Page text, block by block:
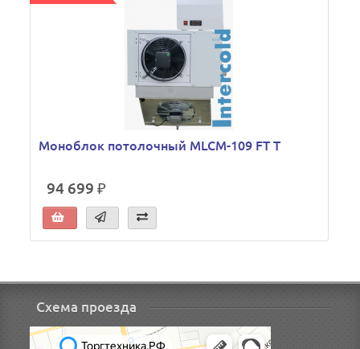
Моноблок потолочный MLCM-109 FT T
94 699 ₽
Схема проезда